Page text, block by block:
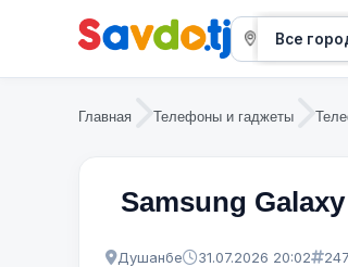
Главная Телефоны и гаджеты
Samsung
Душанбе 31.07.2026 20:02